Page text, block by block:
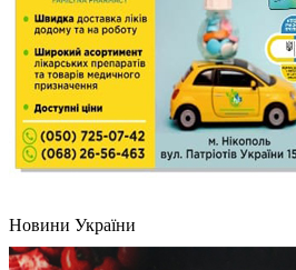
Новини України